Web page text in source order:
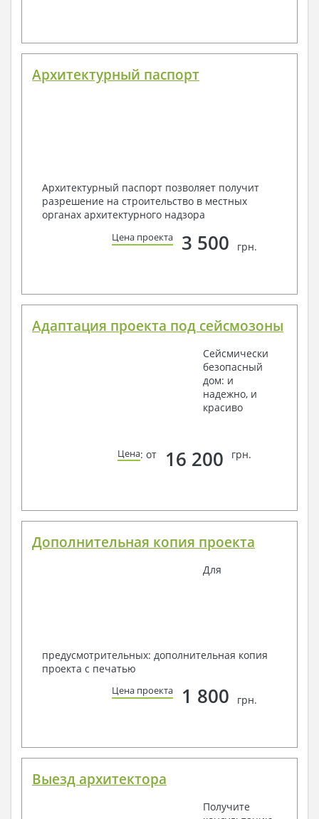
Архитектурный паспорт
Архитектурный паспорт позволяет получит
разрешение на строительство в местных
органах архитектурного надзора
Цена проекта 3 500 грн.
Адаптация проекта под сейсмозоны
Сейсмически
безопасный
дом: и
надежно, и
красиво
Цена: от 16 200 грн.
Дополнительная копия проекта
Для
предусмотрительных: дополнительная копия
проекта с печатью
Цена проекта 1 800 грн.
Выезд архитектора
Получите